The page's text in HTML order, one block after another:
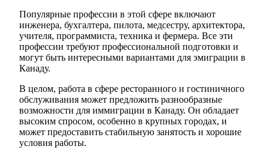
Популярные профессии в этой сфере включают
инженера, бухгалтера, пилота, медсестру, архитектора,
учителя, программиста, техника и фермера. Все эти
профессии требуют профессиональной подготовки и
могут быть интересными вариантами для эмиграции в
Канаду.
В целом, работа в сфере ресторанного и гостиничного
обслуживания может предложить разнообразные
возможности для иммиграции в Канаду. Он обладает
высоким спросом, особенно в крупных городах, и
может предоставить стабильную занятость и хорошие
условия работы.